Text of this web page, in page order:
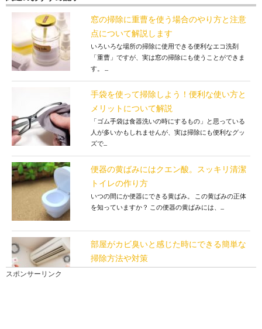
窓の掃除に重曹を使う場合のやり方と注意
点について解説します
いろいろな場所の掃除に使用できる便利なエコ洗剤
「重曹」ですが、実は窓の掃除にも使うことができま
す。 ...
手袋を使って掃除しよう！便利な使い方と
メリットについて解説
「ゴム手袋は食器洗いの時にするもの」と思っている
人が多いかもしれませんが、実は掃除にも便利なグッ
ズで...
便器の黄ばみにはクエン酸。スッキリ清潔
トイレの作り方
いつの間にか便器にできる黄ばみ。 この黄ばみの正体
を知っていますか？ この便器の黄ばみには、...
部屋がカビ臭いと感じた時にできる簡単な
掃除方法や対策
スポンサーリンク